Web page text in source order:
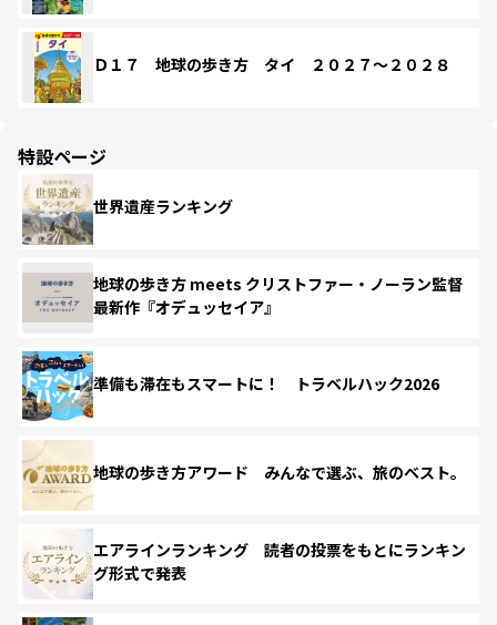
Ｄ１７ 地球の歩き方 タイ ２０２７～２０２８
特設ページ
世界遺産ランキング
地球の歩き方 meets クリストファー・ノーラン監督
最新作『オデュッセイア』
準備も滞在もスマートに！ トラベルハック2026
地球の歩き方アワード みんなで選ぶ、旅のベスト。
エアラインランキング 読者の投票をもとにランキン
グ形式で発表